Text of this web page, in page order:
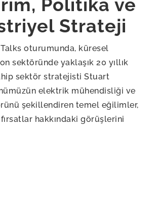
Politika ve
Strateji
Talks oturumunda, küresel
sektöründe yaklaşık 20 yıllık
sektör stratejisti Stuart
elektrik mühendisliği ve
şekillendiren temel eğilimler,
hakkındaki görüşlerini